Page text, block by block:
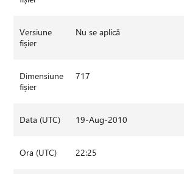
Versiune
fișier
Nu se aplică
Dimensiune
fișier
717
Data (UTC) 19-Aug-2010
Ora (UTC) 22:25